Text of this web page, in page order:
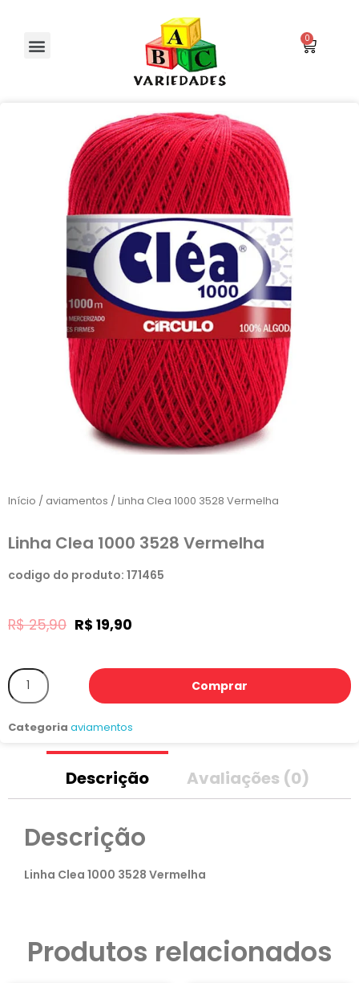
Início / aviamentos / Linha Clea 1000 3528 Vermelha
Linha Clea 1000 3528 Vermelha
codigo do produto: 171465
R$25,90 R$ 19,90
Comprar
Categoria aviamentos
Descrição Avaliações (0)
Descrição
Linha Clea 1000 3528 Vermelha
Produtos relacionados